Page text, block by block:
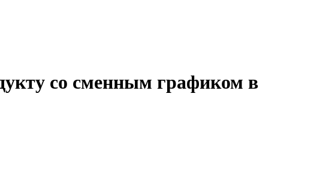
со сменным графиком в